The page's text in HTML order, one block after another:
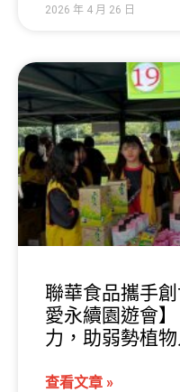
2026 年 4 月 26 日
聯華食品攜手
愛永續園遊會
力，助弱勢植
查看文章 »